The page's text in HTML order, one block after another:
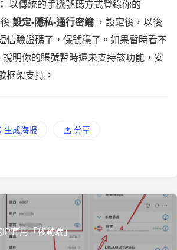
以傳統的手機號碼方式登錄你的
設定-隱私-通行密鑰 ，設定後，以後
信驗證碼了，保號穩了。如果暫時看不
說明你的賬號暫時還未支持該功能，安
框架支持。
生成海报 分享
套用「移動端」